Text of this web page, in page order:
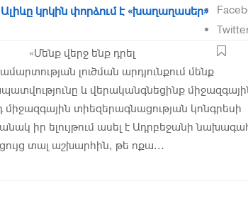
կրկին փորձում է «խաղաղասեր»
«Մենք վերջ ենք դրել
լուծման արդյունքում մենք
և վերականգնեցինք
միջազգային տիեզերագնացության կոնգրեսի
իր ելույթում ասել է Ադրբեջանի
տալ աշխարհին, թե ոքա...